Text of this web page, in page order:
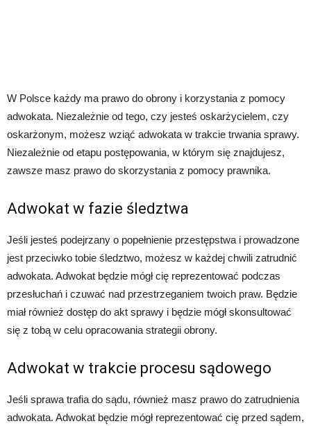
W Polsce każdy ma prawo do obrony i korzystania z pomocy
adwokata. Niezależnie od tego, czy jesteś oskarżycielem, czy
oskarżonym, możesz wziąć adwokata w trakcie trwania sprawy.
Niezależnie od etapu postępowania, w którym się znajdujesz,
zawsze masz prawo do skorzystania z pomocy prawnika.
Adwokat w fazie śledztwa
Jeśli jesteś podejrzany o popełnienie przestępstwa i prowadzone
jest przeciwko tobie śledztwo, możesz w każdej chwili zatrudnić
adwokata. Adwokat będzie mógł cię reprezentować podczas
przesłuchań i czuwać nad przestrzeganiem twoich praw. Będzie
miał również dostęp do akt sprawy i będzie mógł skonsultować
się z tobą w celu opracowania strategii obrony.
Adwokat w trakcie procesu sądowego
Jeśli sprawa trafia do sądu, również masz prawo do zatrudnienia
adwokata. Adwokat będzie mógł reprezentować cię przed sądem,